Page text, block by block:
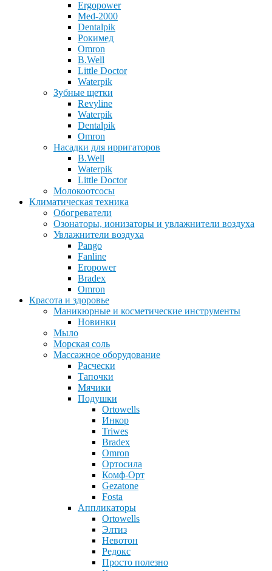
Ergopower
Med-2000
Dentalpik
Рокимед
Omron
B.Well
Little Doctor
Waterpik
Зубные щетки
Revyline
Waterpik
Dentalpik
Omron
Насадки для ирригаторов
B.Well
Waterpik
Little Doctor
Молокоотсосы
Климатическая техника
Обогреватели
Озонаторы, ионизаторы и увлажнители воздуха
Увлажнители воздуха
Pango
Fanline
Eropower
Bradex
Omron
Красота и здоровье
Маникюрные и косметические инструменты
Новинки
Мыло
Морская соль
Массажное оборудование
Расчески
Тапочки
Мячики
Подушки
Ortowells
Инкор
Triwes
Bradex
Omron
Ортосила
Комф-Орт
Gezatone
Fosta
Аппликаторы
Ortowells
Элтиз
Невотон
Редокс
Просто полезно